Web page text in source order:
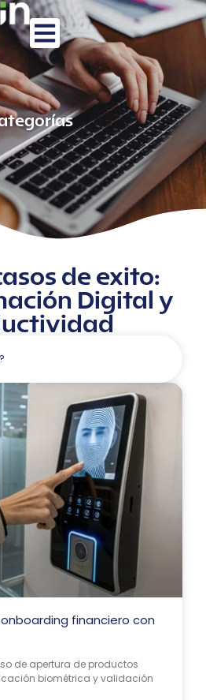
de exito:
Digital y
financiero con
de apertura de productos
biométrica y validación